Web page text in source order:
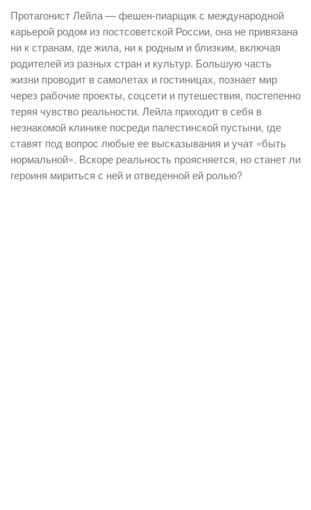
Протагонист Лейла — фешен-пиарщик с международной
карьерой родом из постсоветской России, она не привязана
ни к странам, где жила, ни к родным и близким, включая
родителей из разных стран и культур. Большую часть
жизни проводит в самолетах и гостиницах, познает мир
через рабочие проекты, соцсети и путешествия, постепенно
теряя чувство реальности. Лейла приходит в себя в
незнакомой клинике посреди палестинской пустыни, где
ставят под вопрос любые ее высказывания и учат «быть
нормальной». Вскоре реальность проясняется, но станет ли
героиня мириться с ней и отведенной ей ролью?